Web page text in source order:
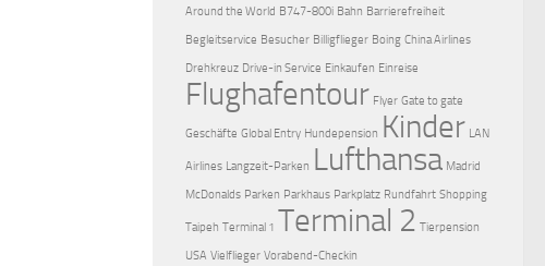
Around the World B747-800i Bahn Barrierefreiheit
Begleitservice Besucher Billigflieger Boing China Airlines
Drehkreuz Drive-in Service Einkaufen Einreise
Flughafentour Flyer Gate to gate
Geschäfte Global Entry Hundepension Kinder LAN
Airlines Langzeit-Parken Lufthansa Madrid
McDonalds Parken Parkhaus Parkplatz Rundfahrt Shopping
Taipeh Terminal 1 Terminal 2 Tierpension
USA Vielflieger Vorabend-Checkin